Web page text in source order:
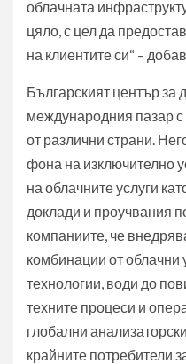
облачната
цяло, с цел да
на клиентите си“ –
Българският център за
международния пазар
от различни страни.
фона на изключително
на облачните услуги
доклади и проучвания
компаниите, че
комбинации от облачни
технологии, води до
техните процеси и
глобални
крайните потребители